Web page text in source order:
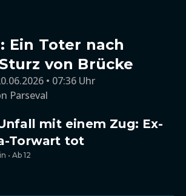
Ein Toter nach
von Brücke
• 07:36 Uhr
Parseval
mit einem Zug: Ex-
Torwart tot
• Ab 12